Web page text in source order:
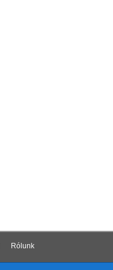
Rólunk